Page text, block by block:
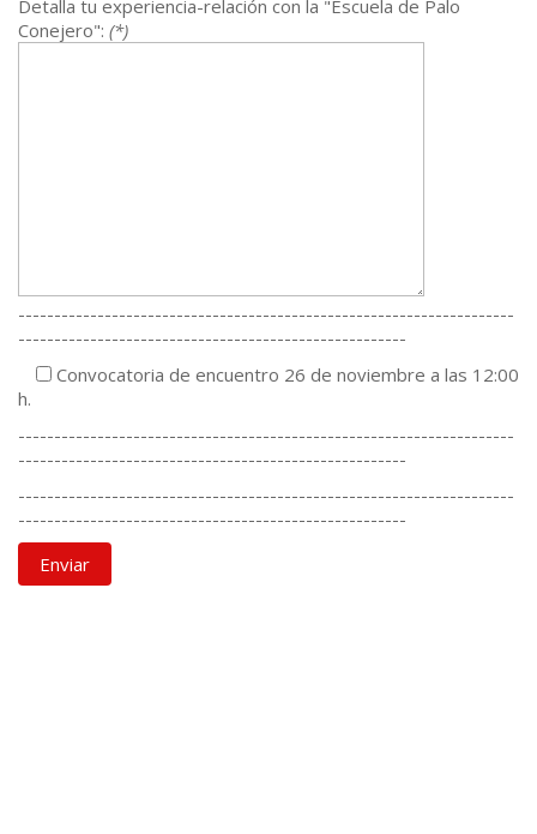
Detalla tu experiencia-relación con la "Escuela de Palo
Conejero": (*)
---------------------------------------------------------------------
------------------------------------------------------
Convocatoria de encuentro 26 de noviembre a las 12:00
h.
---------------------------------------------------------------------
------------------------------------------------------
---------------------------------------------------------------------
------------------------------------------------------